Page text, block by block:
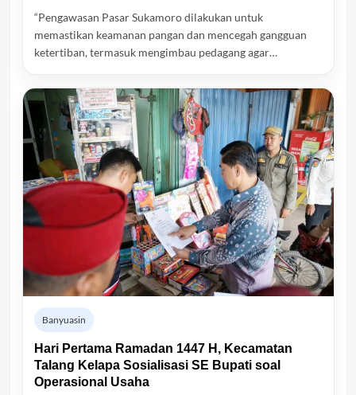
“Pengawasan Pasar Sukamoro dilakukan untuk
memastikan keamanan pangan dan mencegah gangguan
ketertiban, termasuk mengimbau pedagang agar…
Banyuasin
Hari Pertama Ramadan 1447 H, Kecamatan
Talang Kelapa Sosialisasi SE Bupati soal
Operasional Usaha